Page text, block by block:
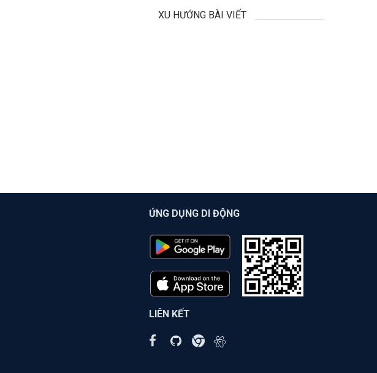
XU HƯỚNG BÀI VIẾT
ỨNG DỤNG DI ĐỘNG
LIÊN KẾT